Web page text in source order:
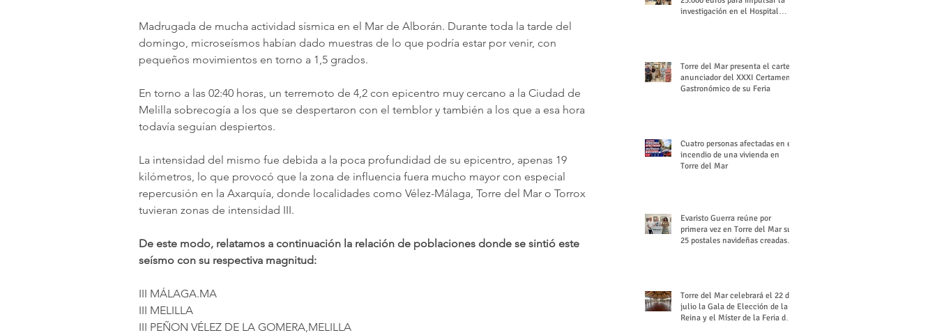
Madrugada de mucha actividad sísmica en el Mar de Alborán. Durante toda la tarde del
domingo, microseísmos habían dado muestras de lo que podría estar por venir, con
pequeños movimientos en torno a 1,5 grados.
En torno a las 02:40 horas, un terremoto de 4,2 con epicentro muy cercano a la Ciudad de
Melilla sobrecogía a los que se despertaron con el temblor y también a los que a esa hora
todavía seguían despiertos.
La intensidad del mismo fue debida a la poca profundidad de su epicentro, apenas 19
kilómetros, lo que provocó que la zona de influencia fuera mucho mayor con especial
repercusión en la Axarquía, donde localidades como Vélez-Málaga, Torre del Mar o Torrox
tuvieran zonas de intensidad III.
De este modo, relatamos a continuación la relación de poblaciones donde se sintió este
seísmo con su respectiva magnitud:
III MÁLAGA.MA
III MELILLA
III PEÑON VÉLEZ DE LA GOMERA,MELILLA
investigación en el Hospital
Torre del Mar presenta el cartel
anunciador del XXXI Certamen
Gastronómico de su Feria
Cuatro personas afectadas en el
incendio de una vivienda en
Torre del Mar
Evaristo Guerra reúne por
primera vez en Torre del Mar sus
25 postales navideñas creadas
Torre del Mar celebrará el 22 de
julio la Gala de Elección de la
Reina y el Míster de la Feria de